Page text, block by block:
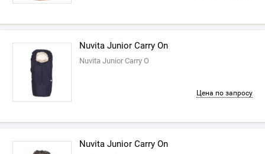
Nuvita Junior Carry On
Nuvita Junior Carry O
Цена по запросу
Nuvita Junior Carry On